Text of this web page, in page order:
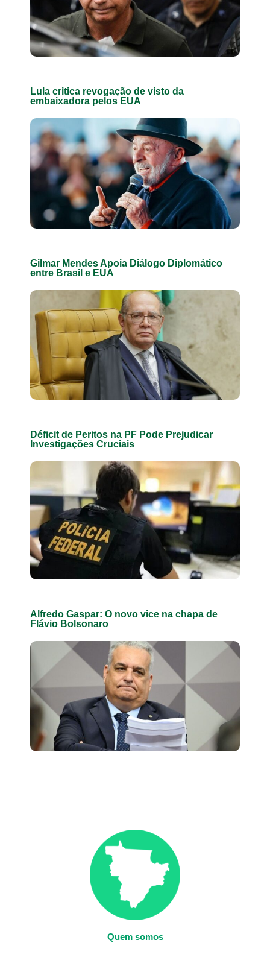
Lula critica revogação de visto da
embaixadora pelos EUA
Gilmar Mendes Apoia Diálogo Diplomático
entre Brasil e EUA
Déficit de Peritos na PF Pode Prejudicar
Investigações Cruciais
Alfredo Gaspar: O novo vice na chapa de
Flávio Bolsonaro
Quem somos